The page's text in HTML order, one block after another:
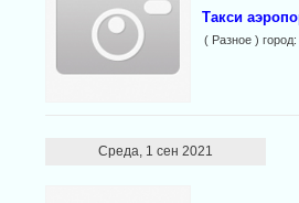
Такси
( Разное ) город:
Среда, 1 сен 2021